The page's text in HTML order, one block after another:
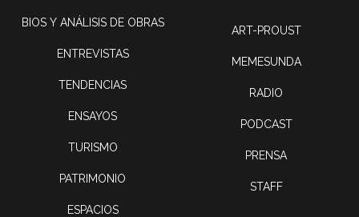
BIOS Y ANÁLISIS DE OBRAS
ENTREVISTAS
TENDENCIAS
ENSAYOS
TURISMO
PATRIMONIO
ESPACIOS
ART-PROUST
MEMESUNDA
RADIO
PODCAST
PRENSA
STAFF